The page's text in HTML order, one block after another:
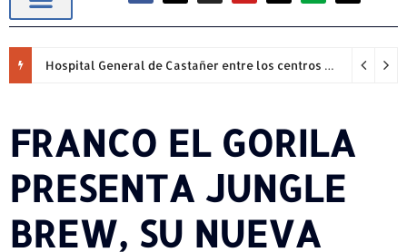
Hospital General de Castañer entre los centros de salud comunitarios con mejor desempeño clínico de Estados Unidos
FRANCO EL GORILA
PRESENTA JUNGLE
BREW, SU NUEVA